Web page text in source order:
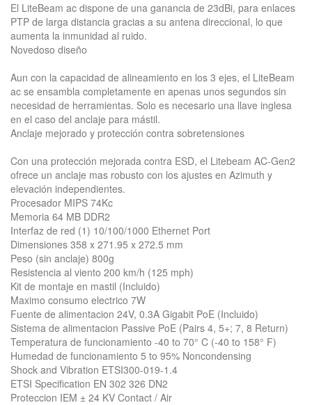
El LiteBeam ac dispone de una ganancia de 23dBi, para enlaces
PTP de larga distancia gracias a su antena direccional, lo que
aumenta la inmunidad al ruido.
Novedoso diseño
Aun con la capacidad de alineamiento en los 3 ejes, el LiteBeam
ac se ensambla completamente en apenas unos segundos sin
necesidad de herramientas. Solo es necesario una llave inglesa
en el caso del anclaje para mástil.
Anclaje mejorado y protección contra sobretensiones
Con una protección mejorada contra ESD, el Litebeam AC-Gen2
ofrece un anclaje mas robusto con los ajustes en Azimuth y
elevación independientes.
Procesador MIPS 74Kc
Memoria 64 MB DDR2
Interfaz de red (1) 10/100/1000 Ethernet Port
Dimensiones 358 x 271.95 x 272.5 mm
Peso (sin anclaje) 800g
Resistencia al viento 200 km/h (125 mph)
Kit de montaje en mastil (Incluido)
Maximo consumo electrico 7W
Fuente de alimentacion 24V, 0.3A Gigabit PoE (Incluido)
Sistema de alimentacion Passive PoE (Pairs 4, 5+; 7, 8 Return)
Temperatura de funcionamiento -40 to 70° C (-40 to 158° F)
Humedad de funcionamiento 5 to 95% Noncondensing
Shock and Vibration ETSI300-019-1.4
ETSI Specification EN 302 326 DN2
Proteccion IEM ± 24 KV Contact / Air